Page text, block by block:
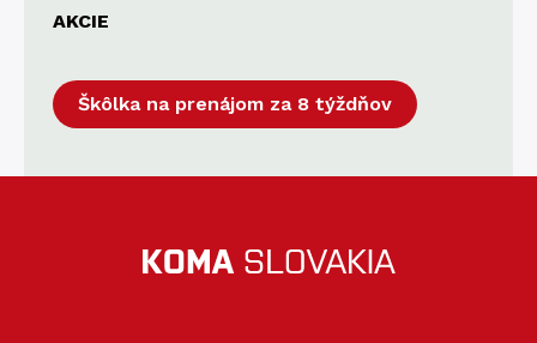
AKCIE
Škôlka na prenájom za 8 týždňov